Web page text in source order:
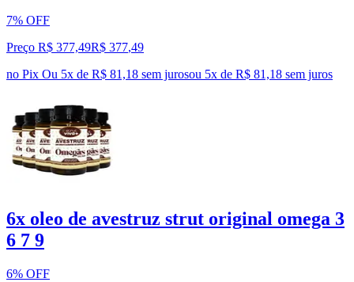
7% OFF
Preço R$ 377,49R$ 377,49
no Pix Ou 5x de R$ 81,18 sem jurosou 5x de R$ 81,18 sem juros
6x oleo de avestruz strut original omega 3
6 7 9
6% OFF